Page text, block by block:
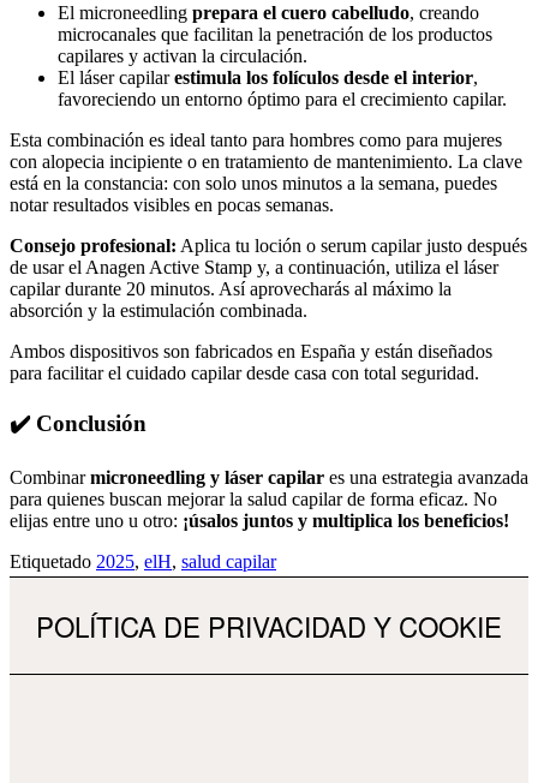
El microneedling prepara el cuero cabelludo, creando
microcanales que facilitan la penetración de los productos
capilares y activan la circulación.
El láser capilarestimula los folículos desde el interior,
favoreciendo un entorno óptimo para el crecimiento capilar.
Esta combinación es ideal tanto para hombres como para mujeres
con alopecia incipiente o en tratamiento de mantenimiento. La clave
está en la constancia: con solo unos minutos a la semana, puedes
notar resultados visibles en pocas semanas.
Consejo profesional: Aplica tu loción o serum capilar justo después
de usar el Anagen Active Stamp y, a continuación, utiliza el láser
capilar durante 20 minutos. Así aprovecharás al máximo la
absorción y la estimulación combinada.
Ambos dispositivos son fabricados en España y están diseñados
para facilitar el cuidado capilar desde casa con total seguridad.
✔️ Conclusión
Combinarmicroneedling y láser capilar es una estrategia avanzada
para quienes buscan mejorar la salud capilar de forma eficaz. No
elijas entre uno u otro: ¡úsalos juntos y multiplica los beneficios!
Etiquetado 2025, elH, salud capilar
POLÍTICA DE PRIVACIDAD Y COOKIE